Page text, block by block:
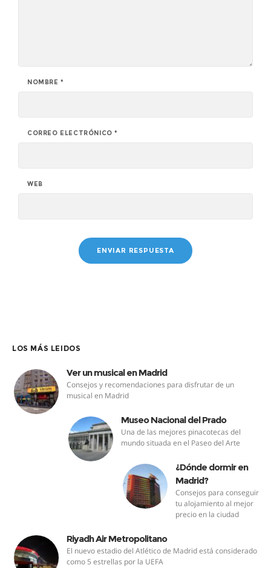
NOMBRE*
CORREO ELECTRÓNICO*
WEB
LOS MÁS LEIDOS
Ver un musical en Madrid
Consejos y recomendaciones para disfrutar de un
musical en Madrid
Museo Nacional del Prado
Una de las mejores pinacotecas del
mundo situada en el Paseo del Arte
¿Dónde dormir en
Madrid?
Consejos para conseguir
tu alojamiento al mejor
precio en la ciudad
Riyadh Air Metropolitano
El nuevo estadio del Atlético de Madrid está considerado
como 5 estrellas por la UEFA